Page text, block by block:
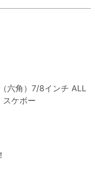
六角）7/8インチ ALL
スケボー